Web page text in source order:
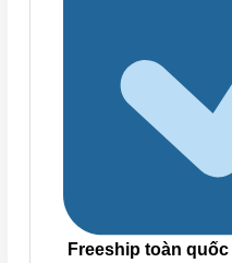
Freeship toàn quốc